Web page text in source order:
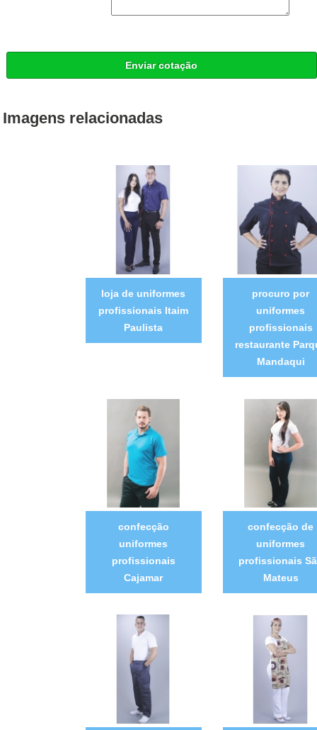
Enviar cotação
Imagens relacionadas
loja de uniformes
profissionais Itaim
Paulista
procuro por
uniformes
profissionais
restaurante
Mandaqui
confecção
uniformes
profissionais
Cajamar
confecção de
uniformes
profissionais
Mateus